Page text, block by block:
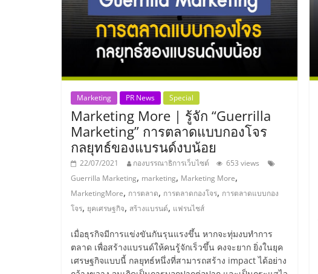
รน
ไชส์
แฟ
รน
ไชส์
ขาย
หน้า
บ้าน
Marketing PR News Special
Marketing More | รู้จัก “Guerrilla
Marketing” การตลาดแบบกองโจร
กลยุทธ์ของแบรนด์งบน้อย
22/07/2021 กองบรรณาธิการเว็บไซต์
653 views
Guerrilla Marketing, marketing, Marketing More,
MarketingMore, การตลาด, การตลาดกองโจร, การตลาดแบบกอง
โจร, ยุคเศรษฐกิจ, สร้างแบรนด์, แฟรนไชส์
เมื่อธุรกิจมีการแข่งขันกันรุนแรงขึ้น หากจะทุ่มงบทำการ
ตลาด เพื่อสร้างแบรนด์ให้คนรู้จักเร็วขึ้น คงจะยาก ยิ่งในยุค
เศรษฐกิจแบบนี้ กลยุทธ์หนึ่งที่สามารถสร้าง impact ได้อย่าง